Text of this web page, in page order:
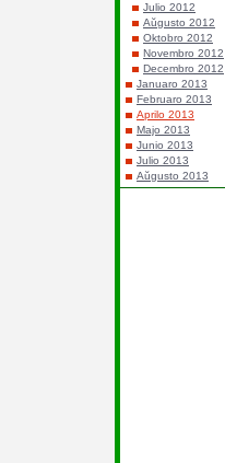
Julio 2012
Aŭgusto 2012
Oktobro 2012
Novembro 2012
Decembro 2012
Januaro 2013
Februaro 2013
Aprilo 2013
Majo 2013
Junio 2013
Julio 2013
Aŭgusto 2013